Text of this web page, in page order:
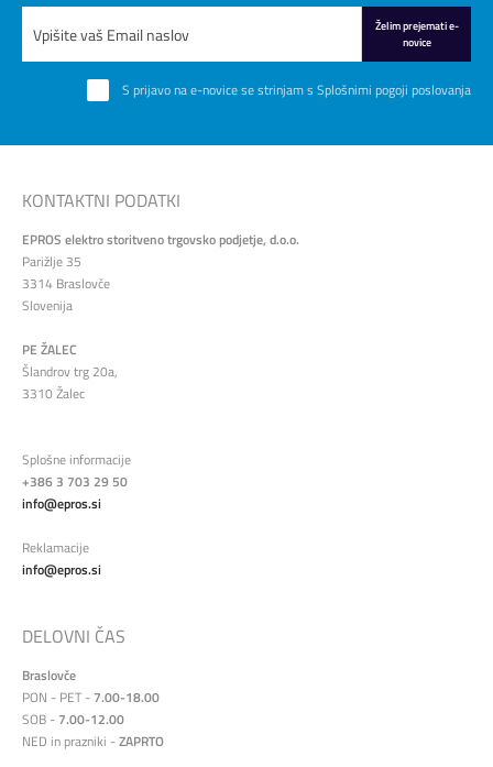
Želim prejemati e-
novice
S prijavo na e-novice se strinjam s Splošnimi pogoji poslovanja
KONTAKTNI PODATKI
EPROS elektro storitveno trgovsko podjetje, d.o.o.
Parižlje 35
3314 Braslovče
Slovenija
PE ŽALEC
Šlandrov trg 20a,
3310 Žalec
Splošne informacije
+386 3 703 29 50
info@epros.si
Reklamacije
info@epros.si
DELOVNI ČAS
Braslovče
PON - PET - 7.00-18.00
SOB - 7.00-12.00
NED in prazniki -ZAPRTO